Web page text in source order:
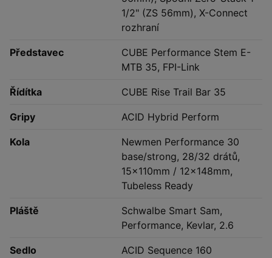
1/2" (ZS 56mm), X-Connect
rozhraní
Představec
CUBE Performance Stem E-
MTB 35, FPI-Link
Řídítka CUBE Rise Trail Bar 35
Gripy ACID Hybrid Perform
Kola
Newmen Performance 30
base/strong, 28/32 drátů,
15x110mm / 12x148mm,
Tubeless Ready
Pláště
Schwalbe Smart Sam,
Performance, Kevlar, 2.6
Sedlo ACID Sequence 160